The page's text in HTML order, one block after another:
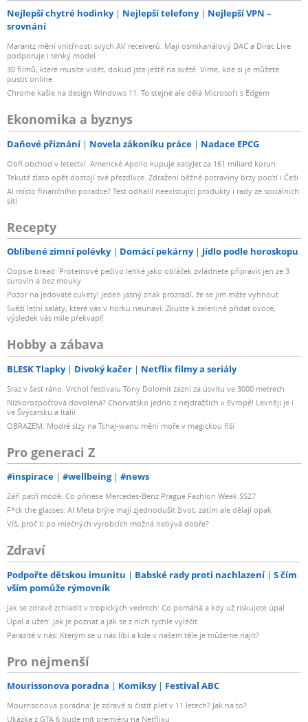
Nejlepší chytré hodinky Nejlepší telefony
Nejlepší VPN –
srovnání
Marantz mění vnitřnosti svých AV receiverů. Mají osmikanálový DAC a Dirac Live
podporuje i tenký model
30 filmů, které musíte vidět, dokud jste ještě na světě. Víme, kde si je můžete
pustit online
Chrome kašle na design Windows 11. To stejné ale dělá Microsoft s Edgem
Ekonomika a byznys
Daňové přiznání Novela zákoníku práce Nadace EPCG
Obří obchod v letectví. Americké Apollo kupuje easyJet za 161 miliard korun
Tekuté zlato opět dostojí své přezdívce. Zdražení běžné potraviny brzy pocítí i Češi
AI místo finančního poradce? Test odhalil neexistující produkty i rady ze sociálních
sítí
Recepty
Oblíbené zimní polévky Domácí pekárny Jídlo podle horoskopu
Oopsie bread: Proteinové pečivo lehké jako obláček zvládnete připravit jen ze 3
surovin a bez mouky
Pozor na jedovaté cukety! Jeden jasný znak prozradí, že se jim máte vyhnout
Svěží letní saláty, které vás v horku neunaví: Zkuste k zelenině přidat ovoce,
výsledek vás mile překvapí!
Hobby a zábava
BLESK Tlapky Divoký kačer Netflix filmy a seriály
Sraz v šest ráno. Vrchol festivalu Tóny Dolomit zazní za úsvitu ve 3000 metrech
Nízkorozpočtová dovolená? Chorvatsko jedno z nejdražších v Evropě! Levněji je i
ve Švýcarsku a Itálii
OBRAZEM: Modré slzy na Tchaj-wanu mění moře v magickou říši
Pro generaci Z
#inspirace #wellbeing #news
Září patří módě: Co přinese Mercedes-Benz Prague Fashion Week SS27
F*ck the glasses: AI Meta brýle mají zjednodušit život, zatím ale dělají opak
Víš, proč ti po mléčných výrobcích možná nebývá dobře?
Zdraví
Podpořte dětskou imunitu Babské rady proti nachlazení
S čím
vším pomůže rýmovník
Jak se zdravě zchladit v tropických vedrech: Co pomáhá a kdy už riskujete úpal
Úpal a úžeh: Jak je poznat a jak se z nich rychle vyléčit
Parazité v nás: Kterým se u nás líbí a kde v našem těle je můžeme najít?
Pro nejmenší
Mourissonova poradna Komiksy Festival ABC
Mourrisonova poradna: Je zdravé si čistit pleť v 11 letech? Jak na to?
Ukázka z GTA 6 bude mít premiéru na Netflixu